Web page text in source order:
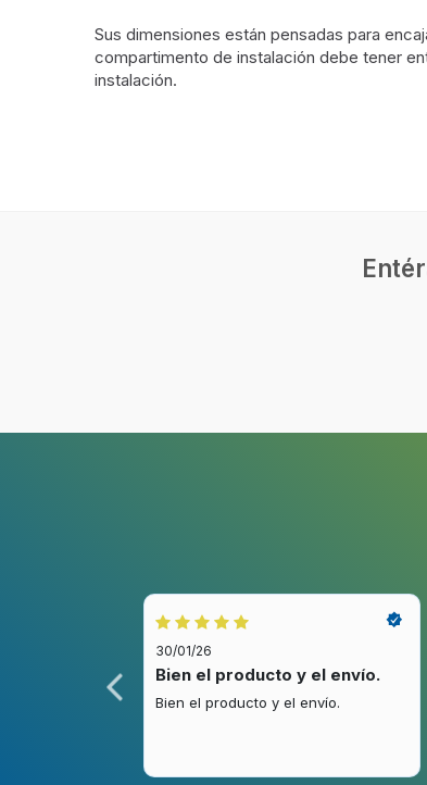
Sus dimensiones están pensadas para
compartimento de instalación debe tener
instalación.
Eficiencia energética
Carga conectada
30/01/26
Bien el producto y el envío.
Bien el producto y el envío.